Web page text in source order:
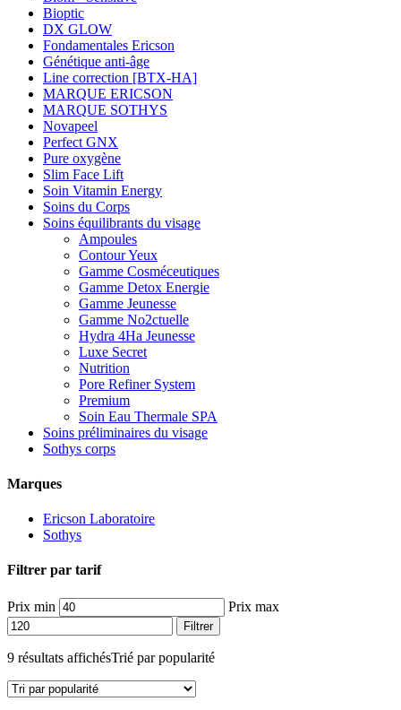
Bioptic
DX GLOW
Fondamentales Ericson
Génétique anti-âge
Line correction [BTX-HA]
MARQUE ERICSON
MARQUE SOTHYS
Novapeel
Perfect GNX
Pure oxygène
Slim Face Lift
Soin Vitamin Energy
Soins du Corps
Soins équilibrants du visage
Ampoules
Contour Yeux
Gamme Cosméceutiques
Gamme Detox Energie
Gamme Jeunesse
Gamme No2ctuelle
Hydra 4Ha Jeunesse
Luxe Secret
Nutrition
Pore Refiner System
Premium
Soin Eau Thermale SPA
Soins préliminaires du visage
Sothys corps
Marques
Ericson Laboratoire
Sothys
Filtrer par tarif
Prix min Prix max
Filtrer
9 résultats affichésTrié par popularité